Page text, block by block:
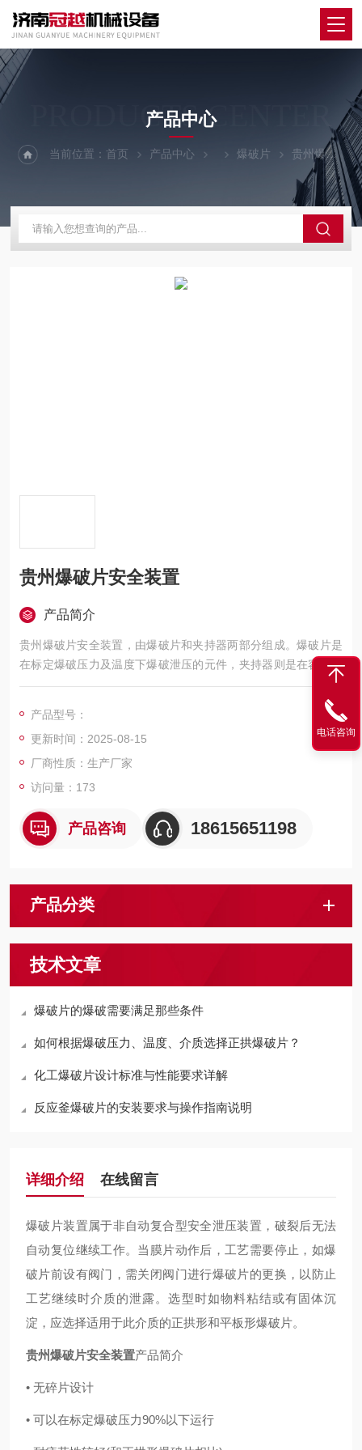
PRODUCTS CENTER
产品中心
当前位置：首页 产品中心 爆破片 贵州爆破片安全装置
贵州爆破片安全装置
产品简介
贵州爆破片安全装置，由爆破片和夹持器两部分组成。爆破片是
在标定爆破压力及温度下爆破泄压的元件，夹持器则是在容器的
适当部位装接夹持膜片的辅助元件。
产品型号：
更新时间：2025-08-15
厂商性质：生产厂家
访问量：173
产品咨询 18615651198
产品分类
技术文章
爆破片的爆破需要满足那些条件
如何根据爆破压力、温度、介质选择正拱爆破片？
化工爆破片设计标准与性能要求详解
反应釜爆破片的安装要求与操作指南说明
详细介绍 在线留言
爆破片装置属于非自动复合型安全泄压装置，破裂后无法
自动复位继续工作。当膜片动作后，工艺需要停止，如爆
破片前设有阀门，需关闭阀门进行爆破片的更换，以防止
工艺继续时介质的泄露。选型时如物料粘结或有固体沉
淀，应选择适用于此介质的正拱形和平板形爆破片。
贵州爆破片安全装置产品简介
• 无碎片设计
• 可以在标定爆破压力90%以下运行
电话咨询